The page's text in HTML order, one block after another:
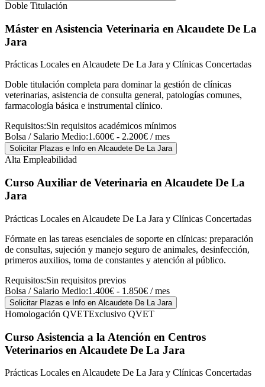
Doble Titulación
Máster en Asistencia Veterinaria en Alcaudete De La
Jara
Prácticas Locales en Alcaudete De La Jara y Clínicas Concertadas
Doble titulación completa para dominar la gestión de clínicas
veterinarias, asistencia de consulta general, patologías comunes,
farmacología básica e instrumental clínico.
Requisitos:Sin requisitos académicos mínimos
Bolsa / Salario Medio:1.600€ - 2.200€ / mes
Solicitar Plazas e Info en Alcaudete De La Jara
Alta Empleabilidad
Curso Auxiliar de Veterinaria en Alcaudete De La
Jara
Prácticas Locales en Alcaudete De La Jara y Clínicas Concertadas
Fórmate en las tareas esenciales de soporte en clínicas: preparación
de consultas, sujeción y manejo seguro de animales, desinfección,
primeros auxilios, toma de constantes y atención al público.
Requisitos:Sin requisitos previos
Bolsa / Salario Medio:1.400€ - 1.850€ / mes
Solicitar Plazas e Info en Alcaudete De La Jara
Homologación QVETExclusivo QVET
Curso Asistencia a la Atención en Centros
Veterinarios en Alcaudete De La Jara
Prácticas Locales en Alcaudete De La Jara y Clínicas Concertadas